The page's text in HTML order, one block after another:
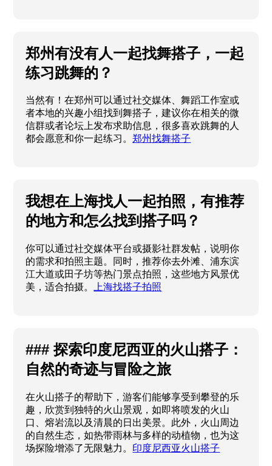
郑州有没有人一起找舞搭子，一起
练习跳舞的？
当然有！在郑州可以通过社交媒体、舞蹈工作室或
者本地的兴趣小组找到舞搭子，建议你在相关的微
信群或者论坛上发布求助信息，很多喜欢跳舞的人
都会愿意和你一起练习。郑州找舞搭子
我想在上海找人一起拍照，有推荐
的地方和怎么找到搭子吗？
你可以通过社交媒体平台或摄影社群发帖，说明你
的需求和拍照主题。同时，推荐你去外滩、浦东滨
江大道或田子坊等热门景点拍照，这些地方风景优
美，适合拍摄。
上海找搭子拍照
### 探索印度尼西亚的火山搭子：
自然的奇迹与冒险之旅
在火山搭子的帮助下，游客们能够享受到攀登的乐
趣，欣赏到独特的火山景观，如即将喷发的火山
口、熔岩流以及清晨的日出美景。此外，火山周边
的自然生态，如热带雨林与多样的动植物，也为这
场探险增添了无限魅力。 印度尼西亚火山搭子